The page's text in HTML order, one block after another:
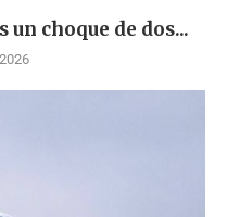
choque de dos...